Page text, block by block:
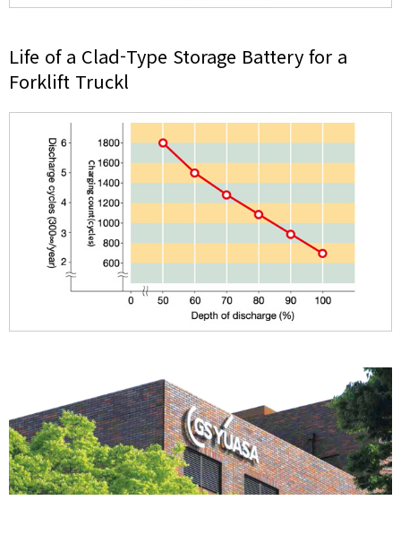
Life of a Clad-Type Storage Battery for a
Forklift Truckl